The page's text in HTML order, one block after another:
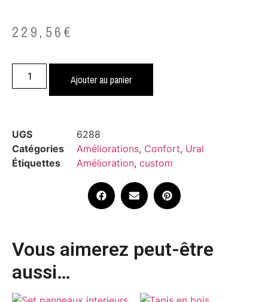
229,56€
Ajouter au panier
UGS
6288
Catégories
Améliorations, Confort, Ural
Étiquettes
Amélioration, custom
Vous aimerez peut-être
aussi…